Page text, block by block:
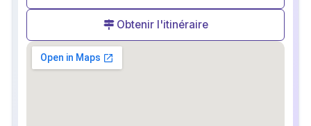
Obtenir l'itinéraire